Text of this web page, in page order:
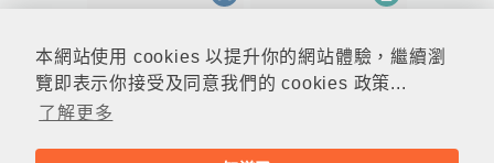
本網站使用 cookies 以提升你的網站體驗，繼續瀏
覽即表示你接受及同意我們的 cookies 政策...
了解更多